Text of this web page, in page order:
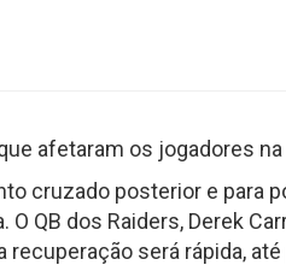
Football 2025
Football 2018
Football 2017
Football 2016
afetaram os jogadores na
cruzado posterior e para
QB dos Raiders, Derek
será rápida,